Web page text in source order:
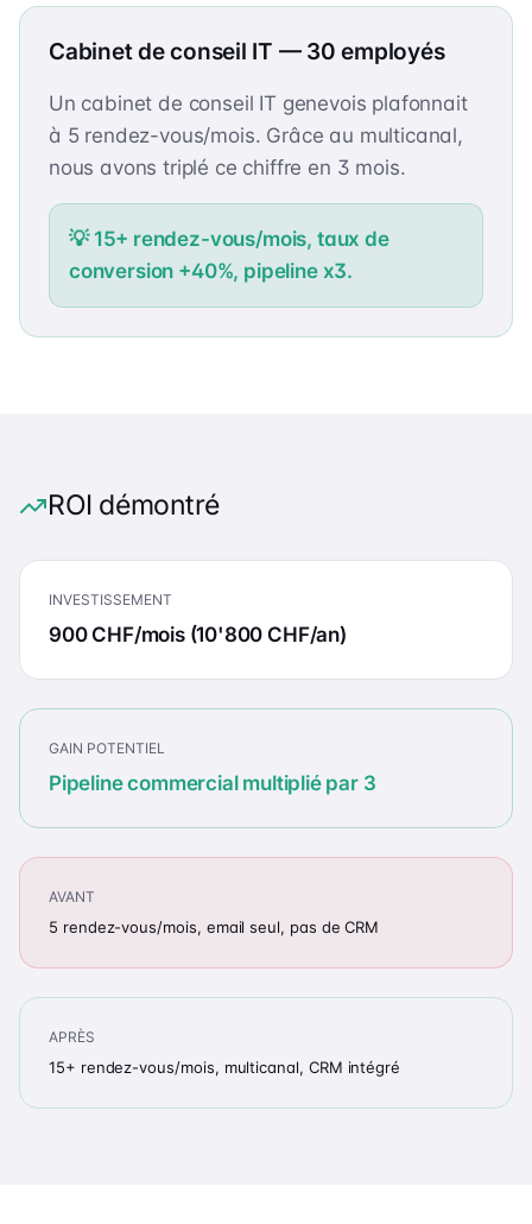
Cabinet de conseil IT — 30 employés
Un cabinet de conseil IT genevois plafonnait
à 5 rendez-vous/mois. Grâce au multicanal,
nous avons triplé ce chiffre en 3 mois.
💡 15+ rendez-vous/mois, taux de
conversion +40%, pipeline x3.
ROI démontré
INVESTISSEMENT
900 CHF/mois (10'800 CHF/an)
GAIN POTENTIEL
Pipeline commercial multiplié par 3
AVANT
5 rendez-vous/mois, email seul, pas de CRM
APRÈS
15+ rendez-vous/mois, multicanal, CRM intégré